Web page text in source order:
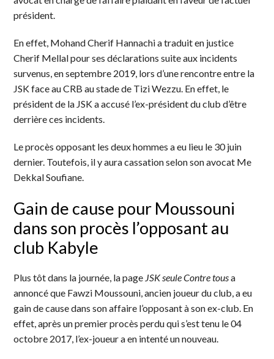
président.
En effet, Mohand Cherif Hannachi a traduit en justice
Cherif Mellal pour ses déclarations suite aux incidents
survenus, en septembre 2019, lors d’une rencontre entre la
JSK face au CRB au stade de Tizi Wezzu. En effet, le
président de la JSK a accusé l’ex-président du club d’être
derrière ces incidents.
Le procès opposant les deux hommes a eu lieu le 30 juin
dernier. Toutefois, il y aura cassation selon son avocat Me
Dekkal Soufiane.
Gain de cause pour Moussouni
dans son procès l’opposant au
club Kabyle
Plus tôt dans la journée, la page JSK seule Contre tousa
annoncé que Fawzi Moussouni, ancien joueur du club, a eu
gain de cause dans son affaire l’opposant à son ex-club. En
effet, après un premier procès perdu qui s’est tenu le 04
octobre 2017, l’ex-joueur a en intenté un nouveau.